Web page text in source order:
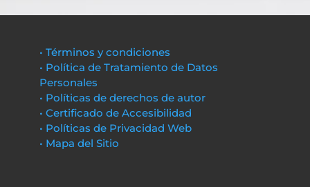
• Términos y condiciones
• Política de Tratamiento de Datos
Personales
• Políticas de derechos de autor
• Certificado de Accesibilidad
• Políticas de Privacidad Web
• Mapa del Sitio